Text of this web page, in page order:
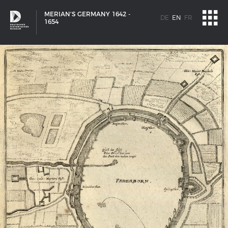
MERIAN'S GERMANY 1642 -
1654
DE EN FR
SHIP TYPES
Milestones in the history of European shipbuilding